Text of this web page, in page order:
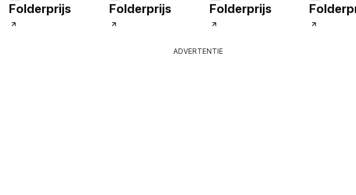
Folderprijs Folderprijs Folderprijs
ADVERTENTIE